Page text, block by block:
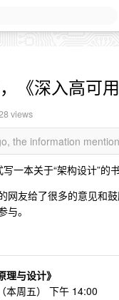
《深入高可
views
the information
一本关于“架构设计”的
网友给了很多的意见和
。
与设计》
本周五） 下午 14:00